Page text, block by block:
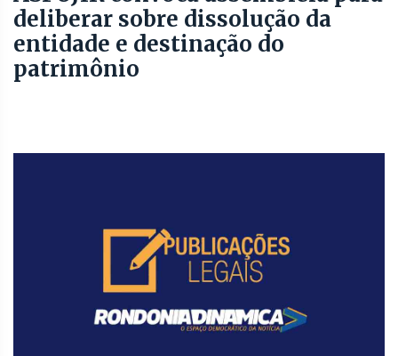
deliberar sobre dissolução da
entidade e destinação do
patrimônio